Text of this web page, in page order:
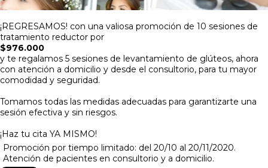
¡REGRESAMOS! con una valiosa promoción de 10 sesiones de
tratamiento reductor por
$976.000
y te regalamos 5 sesiones de levantamiento de glúteos, ahora
con atención a domicilio y desde el consultorio, para tu mayor
comodidad y seguridad.
Tomamos todas las medidas adecuadas para garantizarte una
sesión efectiva y sin riesgos.
¡Haz tu cita YA MISMO!
Promoción por tiempo limitado: del 20/10 al 20/11/2020.
Atención de pacientes en consultorio y a domicilio.